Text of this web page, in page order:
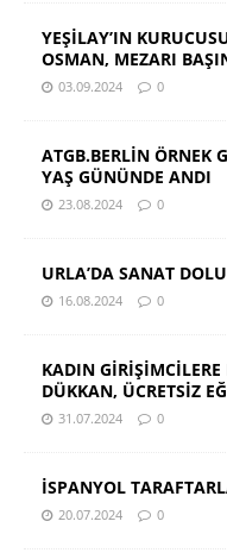
YEŞİLAY’IN
OSMAN, MEZARI
03.09.2024 0
ATGB.BERLİN ÖRNEK
YAŞ GÜNÜNDE ANDI
23.08.2024 0
URLA’DA SANAT
16.08.2024 0
KADIN GİRİŞİMCİLERE
DÜKKAN, ÜCRETSİZ
31.07.2024 0
İSPANYOL
20.07.2024 0